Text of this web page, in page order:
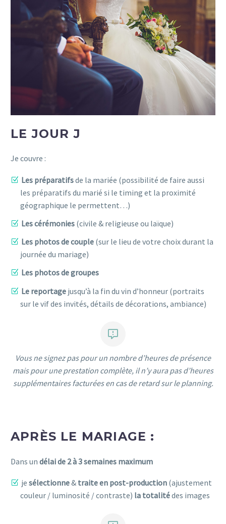
LE JOUR J
Je couvre :
Les préparatifsde la mariée (possibilité de faire aussi
les préparatifs du marié si le timing et la proximité
géographique le permettent…)
Les cérémonies (civile & religieuse ou laïque)
Les photos de couple (sur le lieu de votre choix durant la
journée du mariage)
Les photos de groupes
Le reportage jusqu’à la fin du vin d’honneur (portraits
sur le vif des invités, détails de décorations, ambiance)


Vous ne signez pas pour un nombre d’heures de présence
mais pour une prestation complète, il n’y aura pas d’heures
supplémentaires facturées en cas de retard sur le planning.
APRÈS LE MARIAGE :
Dans un délai de 2 à 3 semaines maximum
je sélectionne& traite en post-production (ajustement
couleur / luminosité / contraste) la totalitédes images